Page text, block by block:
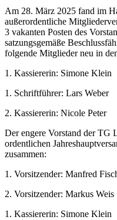
Am 28. März 2025 fand im
außerordentliche
3 vakanten Posten des
satzungsgemäße
folgende Mitglieder neu in
1. Kassiererin: Simone Klein
1. Schriftführer: Lars Weber
2. Kassiererin: Nicole Peter
Der engere Vorstand der TG
ordentlichen
zusammen:
1. Vorsitzender: Manfred
2. Vorsitzender: Markus Weis
1. Kassiererin: Simone Klein